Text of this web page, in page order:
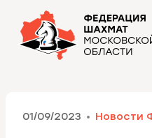
Перейти
содержимому
01/09/2023 Новости